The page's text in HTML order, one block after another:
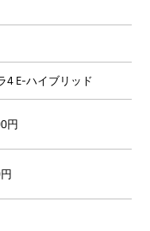
4 E-ハイブリッド
円